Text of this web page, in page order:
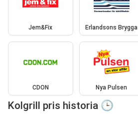
Jem&Fix Erlandsons Brygga
CDON Nya Pulsen
Kolgrill pris historia 🕒